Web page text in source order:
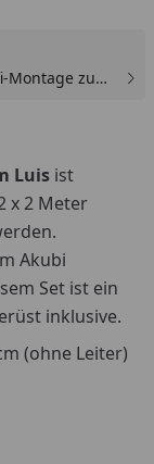
Montage zum
Luis ist
x 2 Meter
Akubi
Set ist ein
inklusive.
(ohne Leiter)